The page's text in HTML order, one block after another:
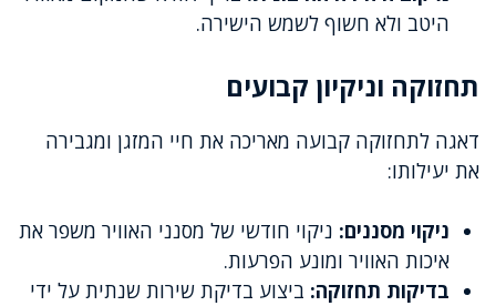
היטב ולא חשוף לשמש הישירה.
תחזוקה וניקיון קבועים
דאגה לתחזוקה קבועה מאריכה את חיי המזגן ומגבירה
את יעילותו:
ניקוי מסננים: ניקוי חודשי של מסנני האוויר משפר את
איכות האוויר ומונע הפרעות.
בדיקות תחזוקה: ביצוע בדיקת שירות שנתית על ידי